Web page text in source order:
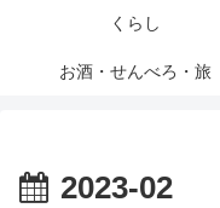
くらし
お酒・せんべろ・旅
2023-02